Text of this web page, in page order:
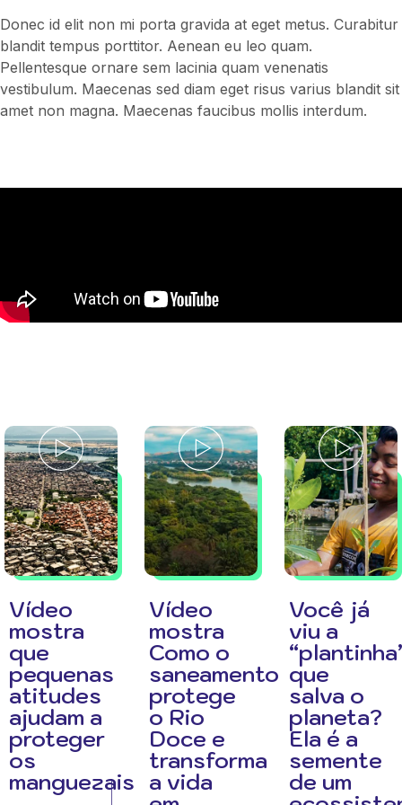
Donec id elit non mi porta gravida at eget metus. Curabitur
blandit tempus porttitor. Aenean eu leo quam.
Pellentesque ornare sem lacinia quam venenatis
vestibulum. Maecenas sed diam eget risus varius blandit sit
amet non magna. Maecenas faucibus mollis interdum.
Vídeo
mostra
que
pequenas
atitudes
ajudam a
proteger
os
manguezais
Vídeo
mostra
Como o
saneamento
protege
o Rio
Doce e
transforma
a vida
Você já
viu a
que
salva o
planeta?
Ela é a
semente
de um